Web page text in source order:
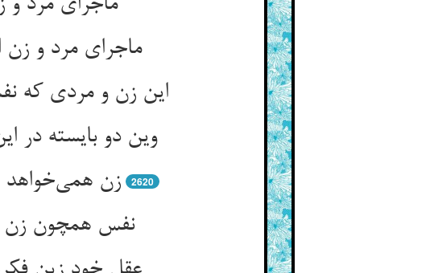
این زن و مردی که
وین دو بایسته در
2620
نفس همچون زن پی چاره‌‌گری ** گاه خاکی گاه جوید سروری‌‌